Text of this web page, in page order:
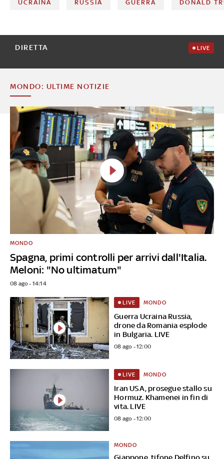
UCRAINA RUSSIA GUERRA DONALD
DIRETTA LIVE
MONDO: ULTIME NOTIZIE
Spagna, primi controlli per arrivi dall'Italia.
Meloni: "No ultimatum"
MONDO
08 ago - 14:14
Guerra Ucraina Russia,
drone da Romania esplode
in Bulgaria. LIVE
LIVE MONDO
08 ago - 12:00
Iran USA, prosegue stallo su
Hormuz. Khamenei in fin di
vita. LIVE
LIVE MONDO
08 ago - 12:00
Giappone, tifone Delfino su
MONDO